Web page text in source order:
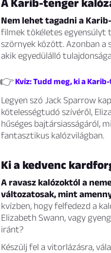
A Karib-tenger
Nem lehet tagadni a
filmek tökéletes egyensúlyt
szörnyek között. Azonban
akik egyedülálló
👉 Kvíz: Tudd meg, ki a
Legyen szó Jack Sparrow
kötelességtudó szívéről,
hűséges bajtársiasságáról,
fantasztikus kalózvilágban.
Ki a kedvenc
A ravasz kalózoktól a
változatosak, mint
kvízben, hogy felfedezd a
Elizabeth Swann, vagy
iránt?
Készülj fel a vitorlázásra,